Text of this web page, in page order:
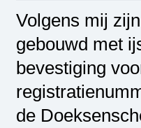
Volgens mij
gebouwd met
bevestiging
de